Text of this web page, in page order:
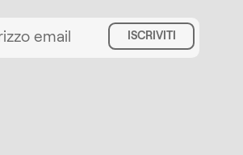
ISCRIVITI